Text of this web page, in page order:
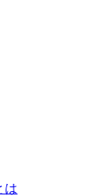
は